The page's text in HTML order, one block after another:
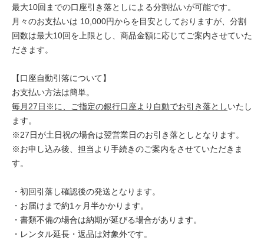
最大10回までの口座引き落としによる分割払いが可能です。
月々のお支払いは 10,000円からを目安としておりますが、分割
回数は最大10回を上限とし、商品金額に応じてご案内させていた
だきます。
【口座自動引落について】
お支払い方法は簡単。
毎月27日※に、ご指定の銀行口座より自動でお引き落としいたし
ます。
※27日が土日祝の場合は翌営業日のお引き落としとなります。
※お申し込み後、担当より手続きのご案内をさせていただきま
す。
・初回引落し確認後の発送となります。
・お届けまで約1ヶ月半かかります。
・書類不備の場合は納期が延びる場合があります。
・レンタル延長・返品は対象外です。